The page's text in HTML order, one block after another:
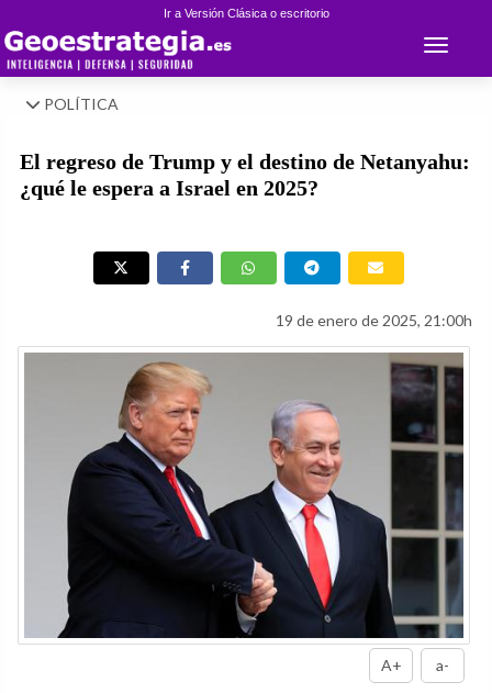
Ir a Versión Clásica o escritorio
Toggle
POLÍTICA
El regreso de Trump y el destino de Netanyahu:
¿qué le espera a Israel en 2025?
19 de enero de 2025, 21:00h
A+ a-